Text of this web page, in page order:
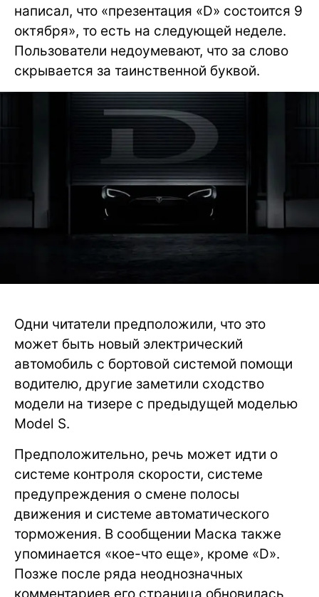
написал, что «презентация «D» состоится 9
октября», то есть на следующей неделе.
Пользователи недоумевают, что за слово
скрывается за таинственной буквой.
Одни читатели предположили, что это
может быть новый электрический
автомобиль с бортовой системой помощи
водителю, другие заметили сходство
модели на тизере с предыдущей моделью
Model S.
Предположительно, речь может идти о
системе контроля скорости, системе
предупреждения о смене полосы
движения и системе автоматического
торможения. В сообщении Маска также
упоминается «кое-что еще», кроме «D».
Позже после ряда неоднозначных